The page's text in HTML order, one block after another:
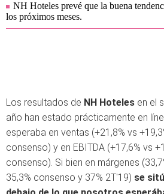
NH Hoteles prevé que la buena
los próximos meses.
Los resultados de NH Hoteles en el
año han estado prácticamente en
esperaba en ventas (+21,8% vs
consenso) y en EBITDA (+17,6% vs
consenso). Si bien en márgenes
35,3% consenso y 37% 2T'19) se